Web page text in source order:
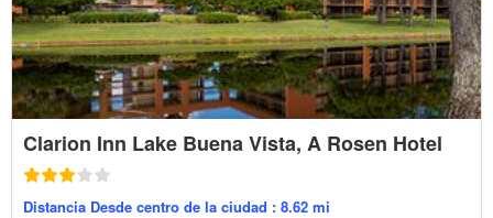
Clarion Inn Lake Buena Vista, A Rosen Hotel
Distancia Desde centro de la ciudad : 8.62 mi